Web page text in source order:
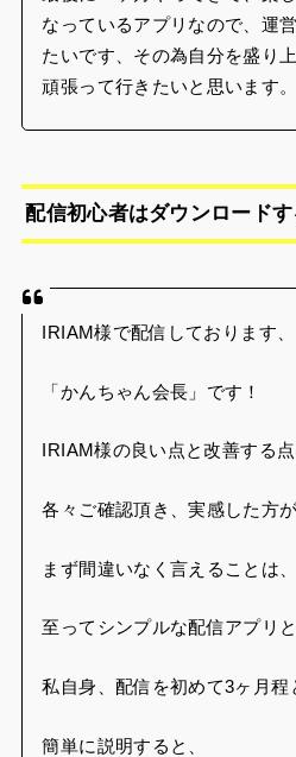
なっているアプリなので、運
たいです、その為自分を盛り
頑張って行きたいと思います。
配信初心者はダウンロードす
IRIAM様で配信しております、
「かんちゃん会長」です！
IRIAM様の良い点と改善する
各々ご確認頂き、実感した方
まず間違いなく言えることは、
至ってシンプルな配信アプリ
私自身、配信を初めて3ヶ月程
簡単に説明すると、